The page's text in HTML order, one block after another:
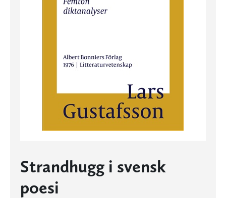
Strandhugg i svensk
poesi